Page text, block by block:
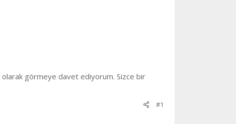
görmeye davet ediyorum. Sizce bir
#1